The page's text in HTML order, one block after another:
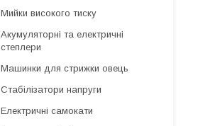
Мийки високого тиску
Акумуляторні та електричні
степлери
Машинки для стрижки овець
Стабілізатори напруги
Електричні самокати